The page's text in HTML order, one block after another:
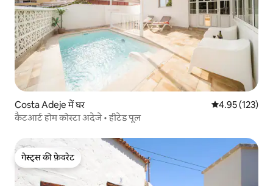
Costa Adeje में घर औसत रेटिंग 5 में से
4.95 (123)
कैटआर्ट होम कोस्टा अदेजे • हीटेड पूल
गेस्ट्स की फ़ेवरेट
गेस्ट्स की फ़ेवरेट